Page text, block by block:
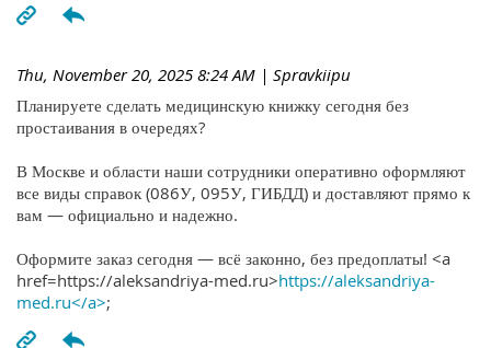
Thu, November 20, 2025 8:24 AM | Spravkiipu
Планируете сделать медицинскую книжку сегодня без
простаивания в очередях?
В Москве и области наши сотрудники оперативно оформляют
все виды справок (086У, 095У, ГИБДД) и доставляют прямо к
вам — официально и надежно.
Оформите заказ сегодня — всё законно, без предоплаты! <a
href=https://aleksandriya-med.ru>https://aleksandriya-
med.ru</a>;